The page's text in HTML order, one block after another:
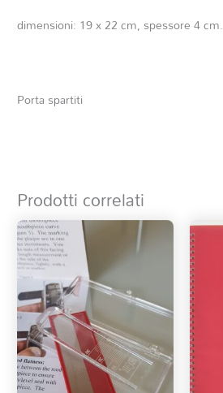
dimensioni: 19 x 22 cm, spessore 4 cm.
Porta spartiti
Prodotti correlati